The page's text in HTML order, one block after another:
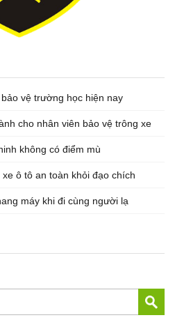
vệ trường học hiện nay
cho nhân viên bảo vệ trông xe
không có điểm mù
ô tô an toàn khỏi đạo chích
máy khi đi cùng người lạ